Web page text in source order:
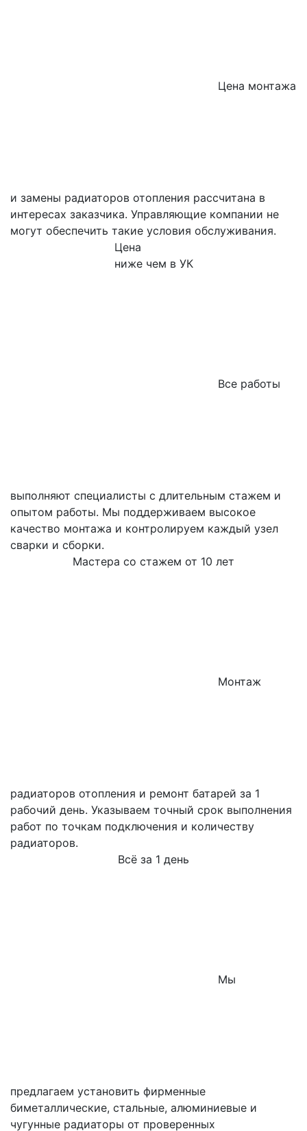
Цена монтажа
и замены радиаторов отопления рассчитана в
интересах заказчика. Управляющие компании не
могут обеспечить такие условия обслуживания.
Цена
ниже чем в УК
Все работы
выполняют специалисты с длительным стажем и
опытом работы. Мы поддерживаем высокое
качество монтажа и контролируем каждый узел
сварки и сборки.
Мастера со стажем от 10 лет
Монтаж
радиаторов отопления и ремонт батарей за 1
рабочий день. Указываем точный срок выполнения
работ по точкам подключения и количеству
радиаторов.
Всё за 1 день
Мы
предлагаем установить фирменные
биметаллические, стальные, алюминиевые и
чугунные радиаторы от проверенных